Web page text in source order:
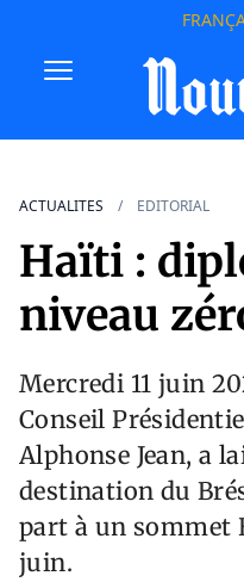
ACTUALITES EDITORIAL
Haïti :
niveau
Mercredi 11 juin
Conseil
Alphonse Jean, a
destination du
part à un sommet
juin.